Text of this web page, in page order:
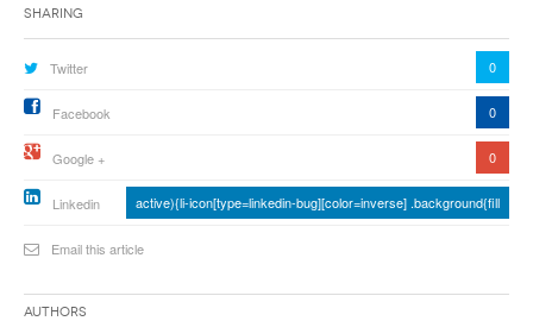
Sharing
Twitter 0
Facebook 0
Google + 0
Linkedin active){li-icon[type=linkedin-bug][color=inverse] .background{fill
Email this article
Authors